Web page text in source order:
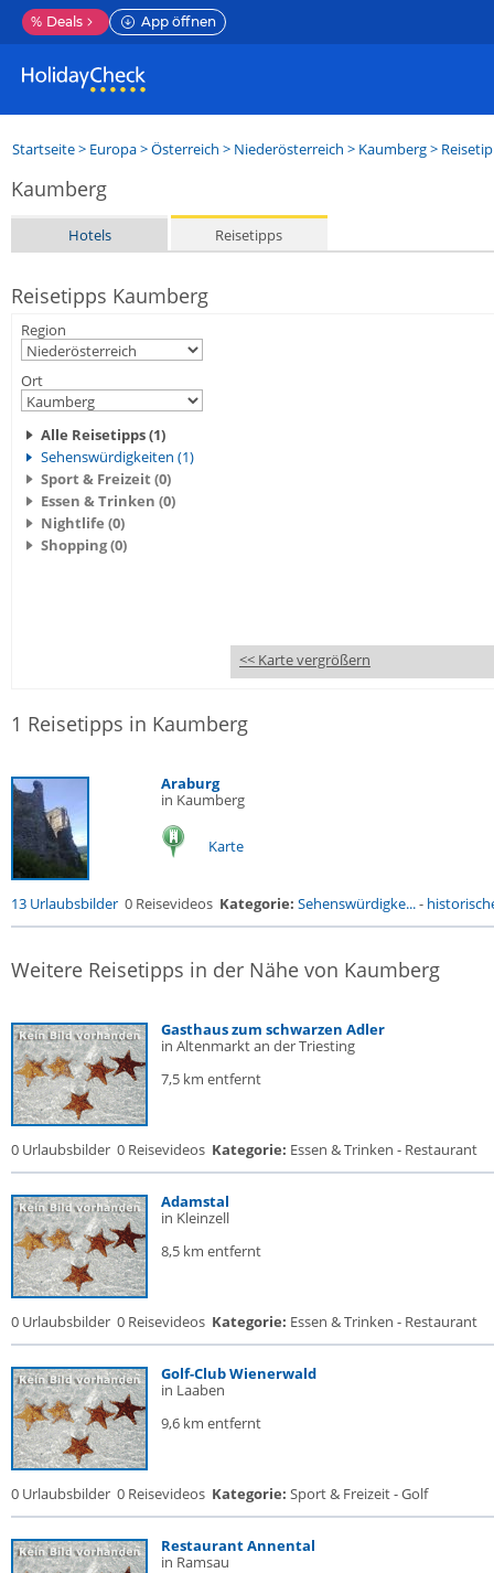
% Deals App öffnen
Startseite> Europa>Österreich > Niederösterreich > Kaumberg>
Kaumberg
Hotels Reisetipps
Reisetipps Kaumberg
Region
Ort
Alle Reisetipps (1)
Sehenswürdigkeiten (1)
Sport & Freizeit (0)
Essen & Trinken (0)
Nightlife (0)
Shopping (0)
<< Karte vergrößern
1 Reisetipps in Kaumberg
Araburg
in Kaumberg
Karte
13 Urlaubsbilder 0 Reisevideos Kategorie: Sehenswürdigke...-
Weitere Reisetipps in der Nähe von Kaumberg
Gasthaus zum schwarzen Adler
in Altenmarkt an der Triesting
7,5 km entfernt
0 Urlaubsbilder 0 Reisevideos Kategorie: Essen & Trinken - Restaurant
Adamstal
in Kleinzell
8,5 km entfernt
0 Urlaubsbilder 0 Reisevideos Kategorie: Essen & Trinken - Restaurant
Golf-Club Wienerwald
in Laaben
9,6 km entfernt
0 Urlaubsbilder 0 Reisevideos Kategorie: Sport & Freizeit - Golf
Restaurant Annental
in Ramsau